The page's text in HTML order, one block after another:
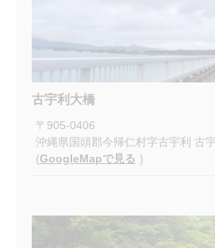
古宇利大橋
〒 905-0406
沖縄県国頭郡今帰仁村字古宇利 古
(GoogleMapで見る )